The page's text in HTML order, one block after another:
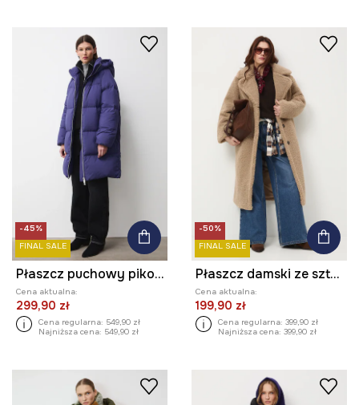
-45%
FINAL SALE
Płaszcz puchowy pikowany
Cena aktualna:
299,90 zł
Cena regularna: 549,90 zł
Najniższa cena: 549,90 zł
-50%
FINAL SALE
Płaszcz damski ze sztucznego futerka
Cena aktualna:
199,90 zł
Cena regularna: 399,90 zł
Najniższa cena: 399,90 zł